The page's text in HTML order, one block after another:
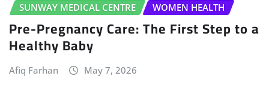
SUNWAY MEDICAL CENTRE
WOMEN HEALTH
Pre-Pregnancy Care: The First Step to a
Healthy Baby
Afiq Farhan May 7, 2026